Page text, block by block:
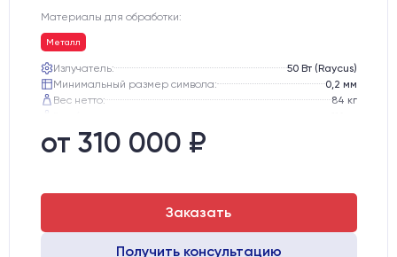
Материалы для обработки:
Металл
Излучатель:
50 Вт (Raycus)
Минимальный размер символа:
0,2 мм
Вес нетто:
84 кг
Транспортный габарит станка, мм:
от 310 000 ₽
Заказать
Получить консультацию